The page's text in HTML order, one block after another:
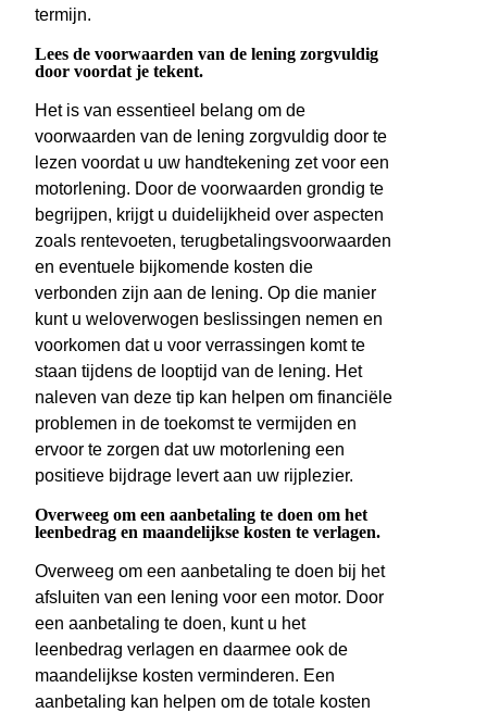
termijn.
Lees de voorwaarden van de lening zorgvuldig
door voordat je tekent.
Het is van essentieel belang om de
voorwaarden van de lening zorgvuldig door te
lezen voordat u uw handtekening zet voor een
motorlening. Door de voorwaarden grondig te
begrijpen, krijgt u duidelijkheid over aspecten
zoals rentevoeten, terugbetalingsvoorwaarden
en eventuele bijkomende kosten die
verbonden zijn aan de lening. Op die manier
kunt u weloverwogen beslissingen nemen en
voorkomen dat u voor verrassingen komt te
staan tijdens de looptijd van de lening. Het
naleven van deze tip kan helpen om financiële
problemen in de toekomst te vermijden en
ervoor te zorgen dat uw motorlening een
positieve bijdrage levert aan uw rijplezier.
Overweeg om een aanbetaling te doen om het
leenbedrag en maandelijkse kosten te verlagen.
Overweeg om een aanbetaling te doen bij het
afsluiten van een lening voor een motor. Door
een aanbetaling te doen, kunt u het
leenbedrag verlagen en daarmee ook de
maandelijkse kosten verminderen. Een
aanbetaling kan helpen om de totale kosten